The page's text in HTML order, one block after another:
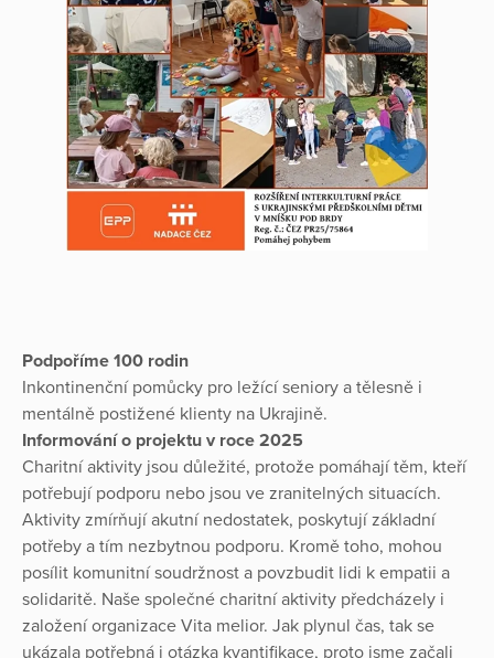
Podpoříme 100 rodin
Inkontinenční pomůcky pro ležící seniory a tělesně i
mentálně postižené klienty na Ukrajině.
Informování o projektu v roce 2025
Charitní aktivity jsou důležité, protože pomáhají těm, kteří
potřebují podporu nebo jsou ve zranitelných situacích.
Aktivity zmírňují akutní nedostatek, poskytují základní
potřeby a tím nezbytnou podporu. Kromě toho, mohou
posílit komunitní soudržnost a povzbudit lidi k empatii a
solidaritě. Naše společné charitní aktivity předcházely i
založení organizace Vita melior. Jak plynul čas, tak se
ukázala potřebná i otázka kvantifikace, proto jsme začali